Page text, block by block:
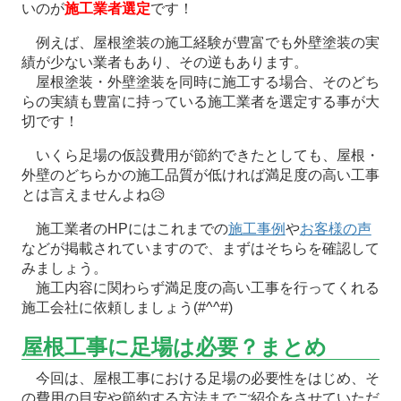
いのが施工業者選定です！
例えば、屋根塗装の施工経験が豊富でも外壁塗装の実
績が少ない業者もあり、その逆もあります。
屋根塗装・外壁塗装を同時に施工する場合、そのどち
らの実績も豊富に持っている施工業者を選定する事が大
切です！
いくら足場の仮設費用が節約できたとしても、屋根・
外壁のどちらかの施工品質が低ければ満足度の高い工事
とは言えませんよね😥
施工業者のHPにはこれまでの施工事例やお客様の声
などが掲載されていますので、まずはそちらを確認して
みましょう。
施工内容に関わらず満足度の高い工事を行ってくれる
施工会社に依頼しましょう(#^^#)
屋根工事に足場は必要？まとめ
今回は、屋根工事における足場の必要性をはじめ、そ
の費用の目安や節約する方法までご紹介をさせていただ